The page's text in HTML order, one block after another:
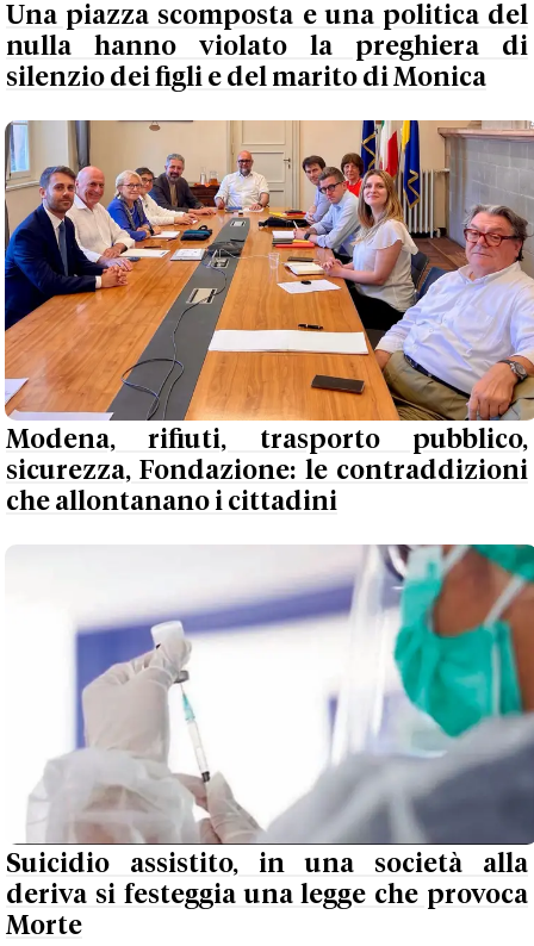
Una piazza scomposta e una politica del
nulla hanno violato la preghiera di
silenzio dei figli e del marito di Monica
Modena, rifiuti, trasporto pubblico,
sicurezza, Fondazione: le contraddizioni
che allontanano i cittadini
Suicidio assistito, in una società alla
deriva si festeggia una legge che provoca
Morte